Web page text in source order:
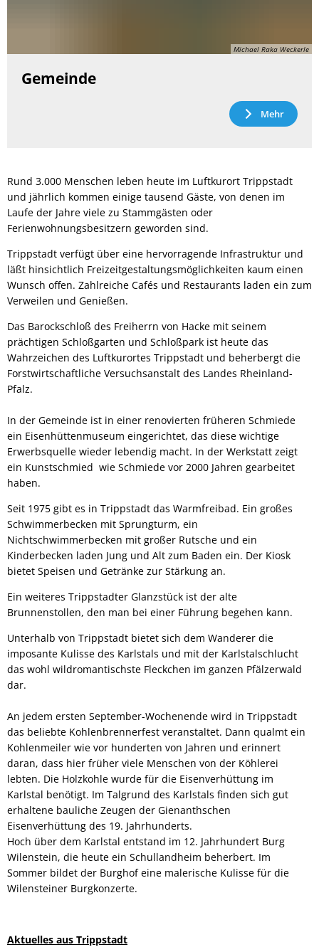
Michael Raka Weckerle
Gemeinde
Mehr
Rund 3.000 Menschen leben heute im Luftkurort Trippstadt
und jährlich kommen einige tausend Gäste, von denen im
Laufe der Jahre viele zu Stammgästen oder
Ferienwohnungsbesitzern geworden sind.
Trippstadt verfügt über eine hervorragende Infrastruktur und
läßt hinsichtlich Freizeitgestaltungsmöglichkeiten kaum einen
Wunsch offen. Zahlreiche Cafés und Restaurants laden ein zum
Verweilen und Genießen.
Das Barockschloß des Freiherrn von Hacke mit seinem
prächtigen Schloßgarten und Schloßpark ist heute das
Wahrzeichen des Luftkurortes Trippstadt und beherbergt die
Forstwirtschaftliche Versuchsanstalt des Landes Rheinland-
Pfalz.
In der Gemeinde ist in einer renovierten früheren Schmiede
ein Eisenhüttenmuseum eingerichtet, das diese wichtige
Erwerbsquelle wieder lebendig macht. In der Werkstatt zeigt
ein Kunstschmied wie Schmiede vor 2000 Jahren gearbeitet
haben.
Seit 1975 gibt es in Trippstadt das Warmfreibad. Ein großes
Schwimmerbecken mit Sprungturm, ein
Nichtschwimmerbecken mit großer Rutsche und ein
Kinderbecken laden Jung und Alt zum Baden ein. Der Kiosk
bietet Speisen und Getränke zur Stärkung an.
Ein weiteres Trippstadter Glanzstück ist der alte
Brunnenstollen, den man bei einer Führung begehen kann.
Unterhalb von Trippstadt bietet sich dem Wanderer die
imposante Kulisse des Karlstals und mit der Karlstalschlucht
das wohl wildromantischste Fleckchen im ganzen Pfälzerwald
dar.
An jedem ersten September-Wochenende wird in Trippstadt
das beliebte Kohlenbrennerfest veranstaltet. Dann qualmt ein
Kohlenmeiler wie vor hunderten von Jahren und erinnert
daran, dass hier früher viele Menschen von der Köhlerei
lebten. Die Holzkohle wurde für die Eisenverhüttung im
Karlstal benötigt. Im Talgrund des Karlstals finden sich gut
erhaltene bauliche Zeugen der Gienanthschen
Eisenverhüttung des 19. Jahrhunderts.
Hoch über dem Karlstal entstand im 12. Jahrhundert Burg
Wilenstein, die heute ein Schullandheim beherbert. Im
Sommer bildet der Burghof eine malerische Kulisse für die
Wilensteiner Burgkonzerte.
Aktuelles aus Trippstadt